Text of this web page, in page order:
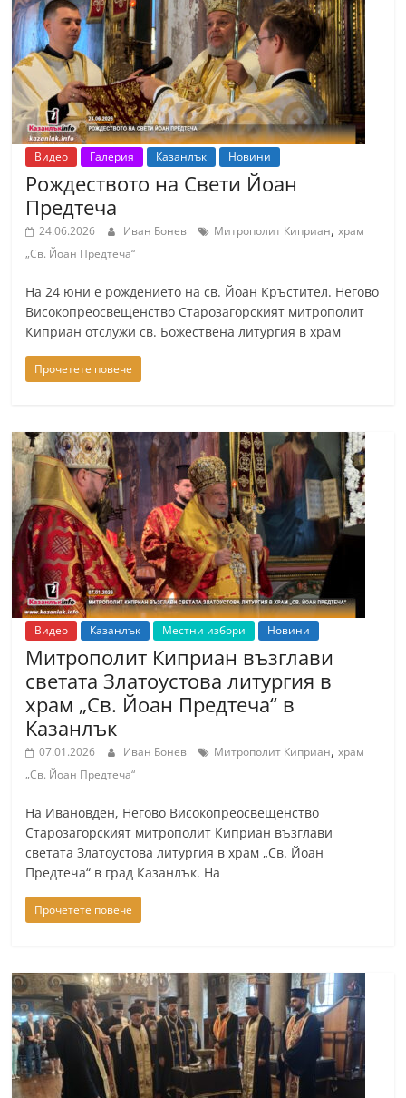
т
К
а
з
а
н
л
ъ
к
б
л
с
т
а
р
а
З
а
г
о
р
а
k
a
z
n
l
a
k
n
f
o
,
k
Видео Галерия Казанлък Новини
Рождеството на Свети Йоан
Предтеча
24.06.2026 Иван Бонев Митрополит Киприан,храм
„Св. Йоан Предтеча“
На 24 юни е рождението на св. Йоан Кръстител. Негово
Високопреосвещенство Старозагорският митрополит
Киприан отслужи св. Божествена литургия в храм
Прочетете повече
Видео Казанлък Местни избори Новини
Митрополит Киприан възглави
светата Златоустова литургия в
храм „Св. Йоан Предтеча“ в
Казанлък
07.01.2026 Иван Бонев Митрополит Киприан,храм
„Св. Йоан Предтеча“
На Ивановден, Негово Високопреосвещенство
Старозагорският митрополит Киприан възглави
светата Златоустова литургия в храм „Св. Йоан
Предтеча“ в град Казанлък. На
Прочетете повече